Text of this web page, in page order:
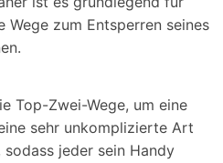
zum Entsperren seines
Top-Zwei-Wege, um eine
sehr unkomplizierte Art
jeder sein Handy